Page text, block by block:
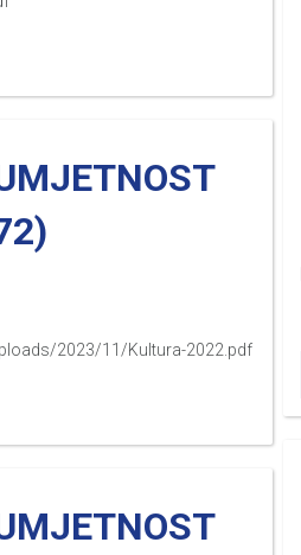
2023/11/Kultura-2022.pdf